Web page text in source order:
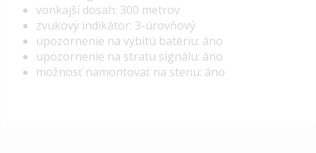
vonkajší dosah: 300 metrov
zvukový indikátor: 3-úrovňový
upozornenie na vybitú batériu: áno
upozornenie na stratu signálu: áno
možnosť namontovať na stenu: áno